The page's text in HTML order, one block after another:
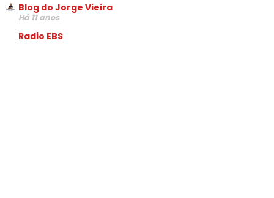
Blog do Jorge Vieira
Há 11 anos
Radio EBS